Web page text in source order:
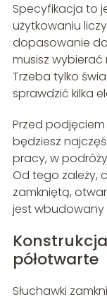
Specyfikacja to
użytkowaniu
dopasowanie
musisz
Trzeba tylko
sprawdzić kilka
Przed
będziesz
pracy, w
Od tego zależy,
zamkniętą,
jest wbudowany
półotwarte
Słuchawki